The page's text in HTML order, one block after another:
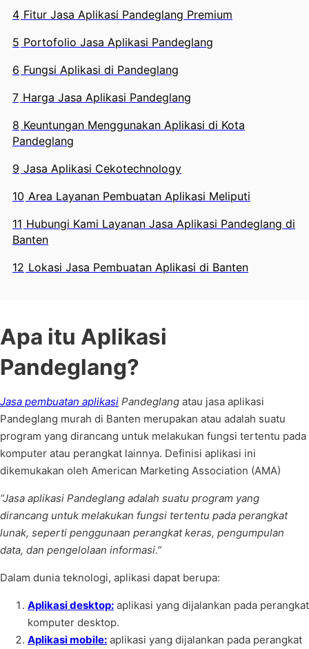
4 Fitur Jasa Aplikasi Pandeglang Premium
5 Portofolio Jasa Aplikasi Pandeglang
6 Fungsi Aplikasi di Pandeglang
7 Harga Jasa Aplikasi Pandeglang
8 Keuntungan Menggunakan Aplikasi di Kota
Pandeglang
9 Jasa Aplikasi Cekotechnology
10 Area Layanan Pembuatan Aplikasi Meliputi
11 Hubungi Kami Layanan Jasa Aplikasi Pandeglang di
Banten
12 Lokasi Jasa Pembuatan Aplikasi di Banten
Apa itu Aplikasi
Pandeglang?
Jasa pembuatan aplikasi Pandeglang atau jasa aplikasi
Pandeglang murah di Banten merupakan atau adalah suatu
program yang dirancang untuk melakukan fungsi tertentu pada
komputer atau perangkat lainnya. Definisi aplikasi ini
dikemukakan oleh American Marketing Association (AMA)
“Jasa aplikasi Pandeglang adalah suatu program yang
dirancang untuk melakukan fungsi tertentu pada perangkat
lunak, seperti penggunaan perangkat keras, pengumpulan
data, dan pengelolaan informasi.”
Dalam dunia teknologi, aplikasi dapat berupa:
Aplikasi desktop: aplikasi yang dijalankan pada perangkat
komputer desktop.
Aplikasi mobile: aplikasi yang dijalankan pada perangkat